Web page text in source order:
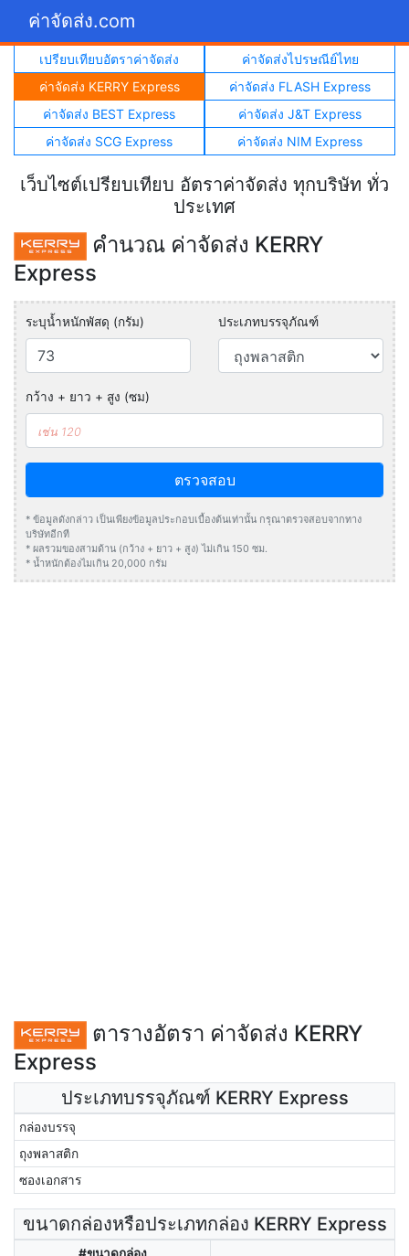
ค่าจัดส่ง.com
เปรียบเทียบอัตราค่าจัดส่ง
ค่าจัดส่งไปรษณีย์ไทย
ค่าจัดส่ง KERRY Express
ค่าจัดส่ง FLASH Express
ค่าจัดส่ง BEST Express
ค่าจัดส่ง J&T Express
ค่าจัดส่ง SCG Express
ค่าจัดส่ง NIM Express
เว็บไซต์เปรียบเทียบ อัตราค่าจัดส่ง ทุกบริษัท ทั่ว
ประเทศ
คำนวณ ค่าจัดส่ง KERRY
Express
ระบุน้ำหนักพัสดุ (กรัม) ประเภทบรรจุภัณฑ์
กว้าง + ยาว + สูง (ซม)
ตรวจสอบ
* ข้อมูลดังกล่าว เป็นเพียงข้อมูลประกอบเบื้องต้นเท่านั้น กรุณาตรวจสอบจากทาง
บริษัทอีกที
* ผลรวมของสามด้าน (กว้าง + ยาว + สูง) ไม่เกิน 150 ซม.
* น้ำหนักต้องไมเกิน 20,000 กรัม
ตารางอัตรา ค่าจัดส่ง KERRY
Express
ประเภทบรรจุภัณฑ์ KERRY Express
กล่องบรรจุ
ถุงพลาสติก
ซองเอกสาร
ขนาดกล่องหรือประเภทกล่อง KERRY Express